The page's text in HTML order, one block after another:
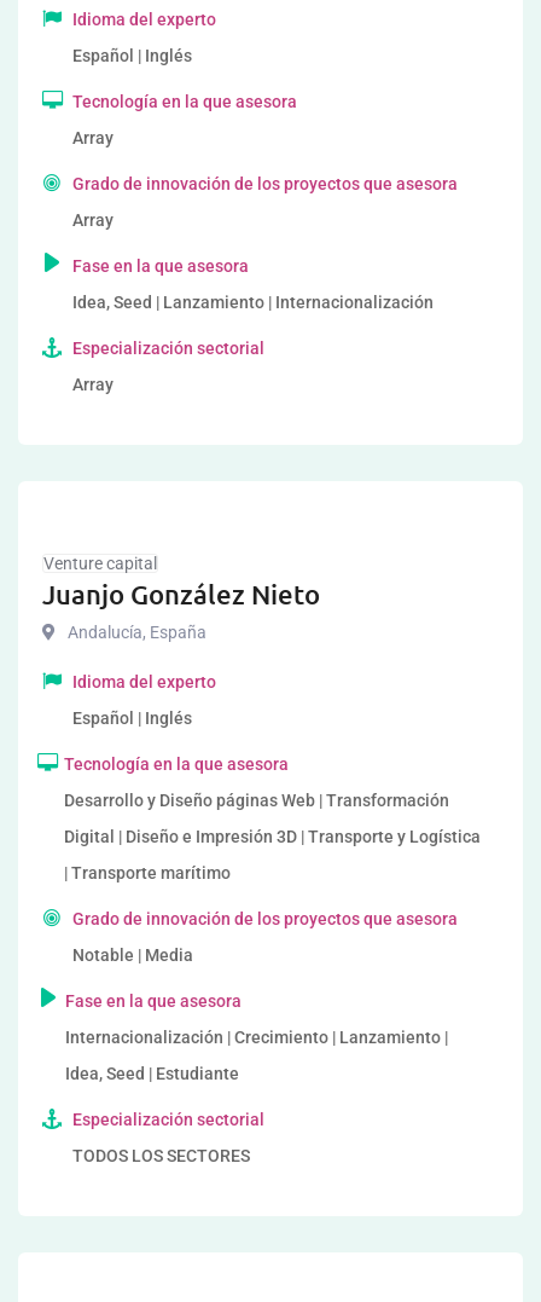
Idioma del experto
Español | Inglés
Tecnología en la que asesora
Array
Grado de innovación de los proyectos que asesora
Array
Fase en la que asesora
Idea, Seed | Lanzamiento | Internacionalización
Especialización sectorial
Array
Venture capital
Juanjo González Nieto
Andalucía, España
Idioma del experto
Español | Inglés
Tecnología en la que asesora
Desarrollo y Diseño páginas Web | Transformación
Digital | Diseño e Impresión 3D | Transporte y Logística
| Transporte marítimo
Grado de innovación de los proyectos que asesora
Notable | Media
Fase en la que asesora
Internacionalización | Crecimiento | Lanzamiento |
Idea, Seed | Estudiante
Especialización sectorial
TODOS LOS SECTORES